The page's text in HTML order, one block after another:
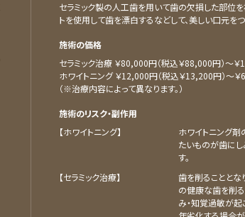
セラミック製の⼈⼯⻭を⽤いて⻭の⽋損した部位
トを使⽤して⻭を漂⽩するなどして、美しい⼝元をつ
施術の価格
セラミック治療 ￥80,000円（税込￥88,000円）〜
ホワイトニング ￥12,000円（税込￥13,200円）〜
（※治療内容によって異なります。）
施術のリスク・副作用
【ホワイトニング】
ホワイトニング
たいものが⻭に
す。
【セラミック治療】
⻭を削ることとな
の健康な⻭を削る
み・知覚過敏が起